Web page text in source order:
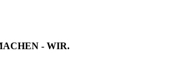
- WIR.